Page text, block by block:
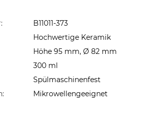
B11011-373
Hochwertige Keramik
Höhe 95 mm, Ø 82 mm
300 ml
Spülmaschinenfest
Mikrowellengeeignet